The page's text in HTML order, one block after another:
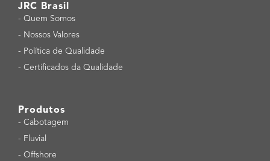
JRC Brasil
- Quem Somos
- Nossos Valores
- Política de Qualidade
- Certificados da Qualidade
Produtos
- Cabotagem
- Fluvial
- Offshore